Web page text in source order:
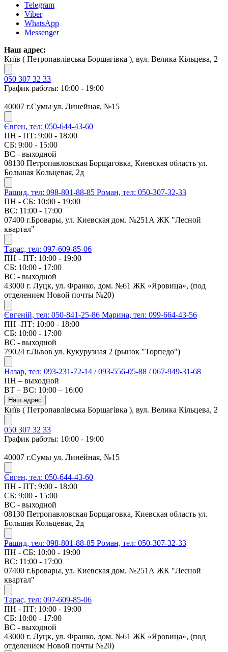
Telegram
Viber
WhatsApp
Messenger
Наш адрес:
Київ ( Петропавлівська Борщагівка ), вул. Велика Кільцева, 2
050 307 32 33
График работы: 10:00 - 19:00
40007 г.Сумы ул. Линейная, №15
Євген, тел: 050-644-43-60
ПН - ПТ: 9:00 - 18:00
СБ: 9:00 - 15:00
ВС - выходной
08130 Петропавловская Борщаговка, Киевская область ул.
Большая Кольцевая, 2д
Рашид, тел: 098-801-88-85 Роман, тел: 050-307-32-33
ПН - СБ: 10:00 - 19:00
ВС: 11:00 - 17:00
07400 г.Бровары, ул. Киевская дом. №251А ЖК "Лесной
квартал"
Тарас, тел: 097-609-85-06
ПН - ПТ: 10:00 - 19:00
СБ: 10:00 - 17:00
ВС - выходной
43000 г. Луцк, ул. Франко, дом. №61 ЖК «Яровица», (под
отделением Новой почты №20)
Євгеній, тел: 050-841-25-86 Марина, тел: 099-664-43-56
ПН -ПТ: 10:00 - 18:00
СБ: 10:00 - 17:00
ВС - выходной
79024 г.Львов ул. Кукурузная 2 (рынок "Торпедо")
Назар, тел: 093-231-72-14 / 093-556-05-88 / 067-949-31-68
ПН – выходной
ВТ – ВС: 10:00 – 16:00
Наш адрес
Київ ( Петропавлівська Борщагівка ), вул. Велика Кільцева, 2
050 307 32 33
График работы: 10:00 - 19:00
40007 г.Сумы ул. Линейная, №15
Євген, тел: 050-644-43-60
ПН - ПТ: 9:00 - 18:00
СБ: 9:00 - 15:00
ВС - выходной
08130 Петропавловская Борщаговка, Киевская область ул.
Большая Кольцевая, 2д
Рашид, тел: 098-801-88-85 Роман, тел: 050-307-32-33
ПН - СБ: 10:00 - 19:00
ВС: 11:00 - 17:00
07400 г.Бровары, ул. Киевская дом. №251А ЖК "Лесной
квартал"
Тарас, тел: 097-609-85-06
ПН - ПТ: 10:00 - 19:00
СБ: 10:00 - 17:00
ВС - выходной
43000 г. Луцк, ул. Франко, дом. №61 ЖК «Яровица», (под
отделением Новой почты №20)